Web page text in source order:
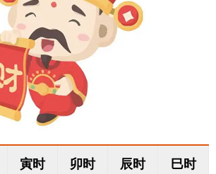
寅时 卯时 辰时 巳时